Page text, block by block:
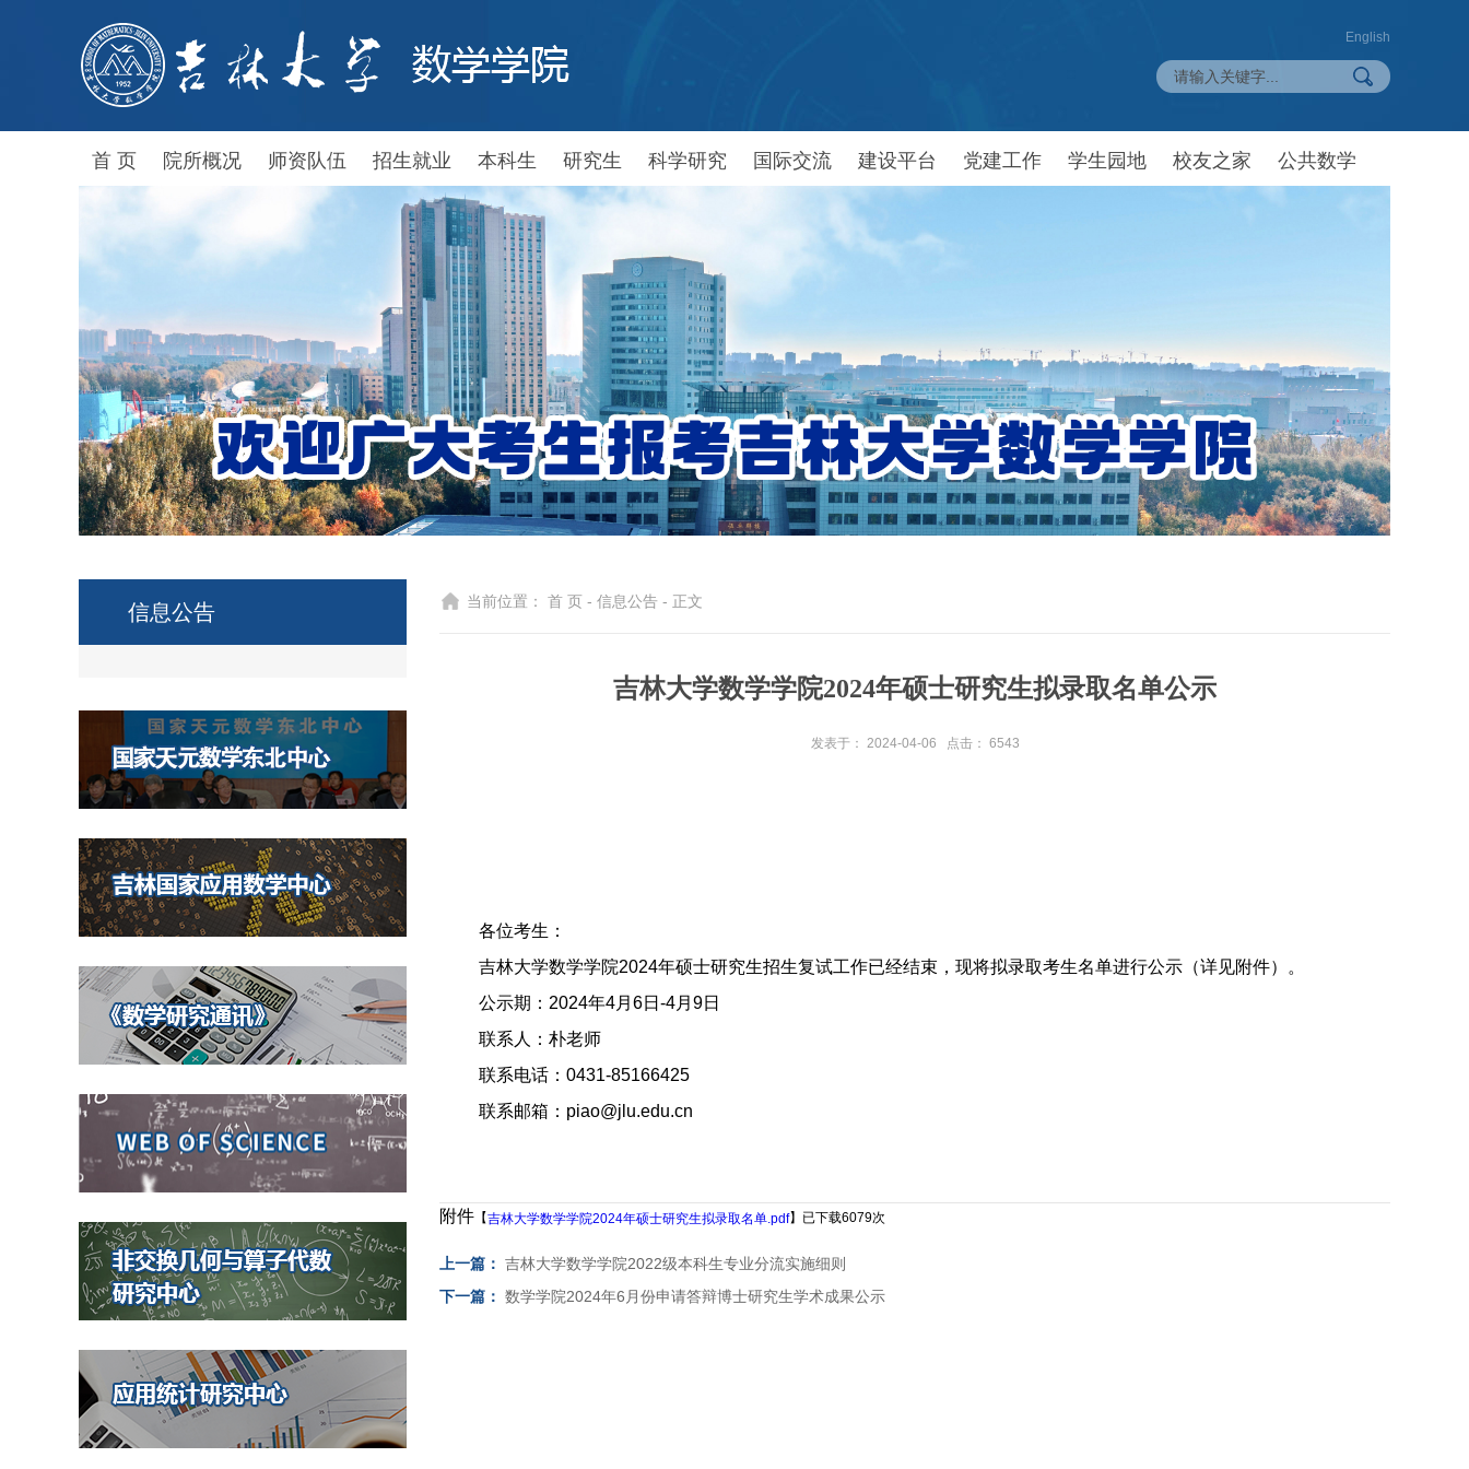
English
首 页 院所概况 师资队伍 招生就业 本科生 研究生 科学研究 国际交流 建设平台 党建工作 学生园地 校友之家 公共数学
信息公告 当前位置： 首 页 - 信息公告 - 正文
吉林大学数学学院2024年硕士研究生拟录取名单公示
发表于： 2024-04-06 点击： 6543
各位考生：
吉林大学数学学院2024年硕士研究生招生复试工作已经结束，现将拟录取考生名单进行公示（详见附件）。
公示期： 2024年4月 6日 -4月 9日
联系人：朴老师
联系电话： 0431-85166425
联系邮箱： piao@jlu.edu.cn
附件 【吉林大学数学学院2024年硕士研究生拟录取名单.pdf】已下载6079次
上一篇： 吉林大学数学学院2022级本科生专业分流实施细则
下一篇： 数学学院2024年6月份申请答辩博士研究生学术成果公示